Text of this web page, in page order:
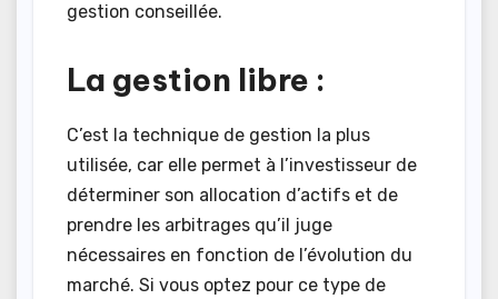
gestion conseillée.
La gestion libre :
C’est la technique de gestion la plus
utilisée, car elle permet à l’investisseur de
déterminer son allocation d’actifs et de
prendre les arbitrages qu’il juge
nécessaires en fonction de l’évolution du
marché. Si vous optez pour ce type de